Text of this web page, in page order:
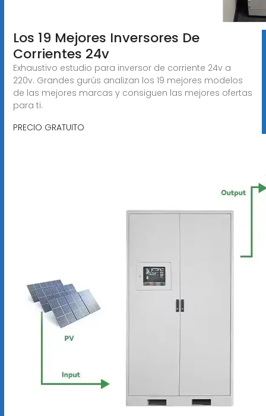
Los 19 Mejores Inversores De
Corrientes 24v
Exhaustivo estudio para inversor de corriente 24v a
220v. Grandes gurús analizan los 19 mejores modelos
de las mejores marcas y consiguen las mejores ofertas
para ti.
PRECIO GRATUITO